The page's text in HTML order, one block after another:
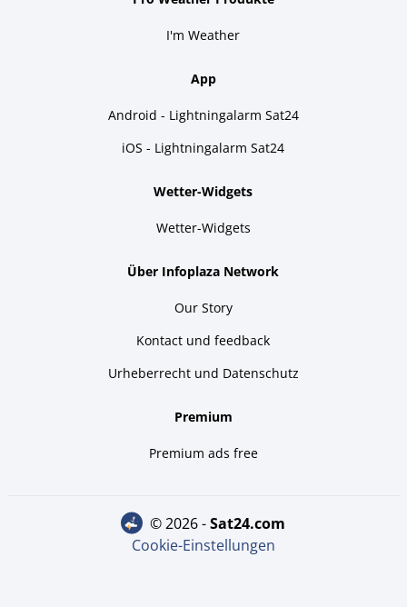
I'm Weather
App
Android - Lightningalarm Sat24
iOS - Lightningalarm Sat24
Wetter-Widgets
Wetter-Widgets
Über Infoplaza Network
Our Story
Kontact und feedback
Urheberrecht und Datenschutz
Premium
Premium ads free
© 2026 - sat24.com
Cookie-Einstellungen